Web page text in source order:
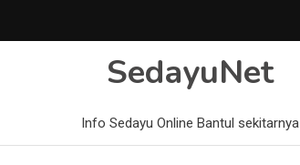
SedayuNet
Info Sedayu Online Bantul sekitarnya